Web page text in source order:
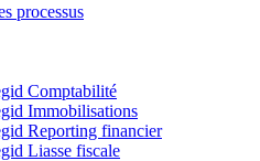
processus
Comptabilité
Immobilisations
Reporting financier
Liasse fiscale